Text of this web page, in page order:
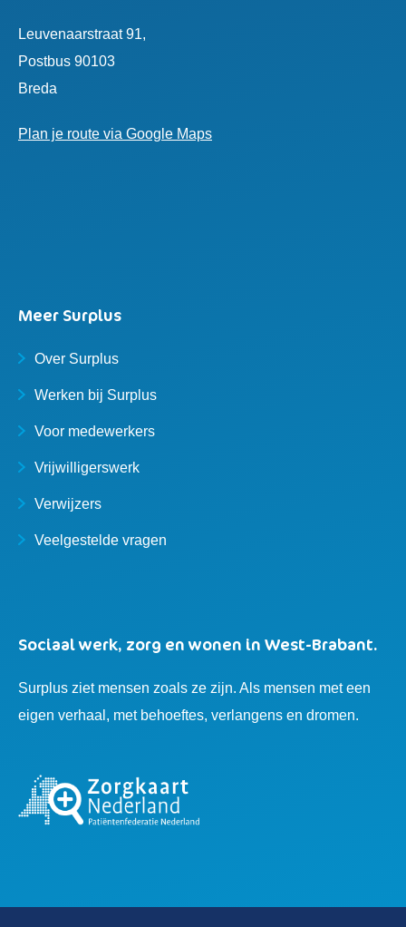
Leuvenaarstraat 91,
Postbus 90103
Breda
Plan je route via Google Maps
Meer Surplus
Over Surplus
Werken bij Surplus
Voor medewerkers
Vrijwilligerswerk
Verwijzers
Veelgestelde vragen
Sociaal werk, zorg en wonen in West-Brabant.
Surplus ziet mensen zoals ze zijn. Als mensen met een
eigen verhaal, met behoeftes, verlangens en dromen.